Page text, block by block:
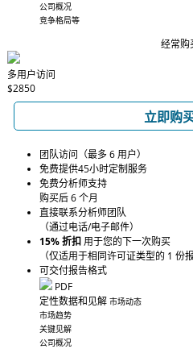
公司概况
竞争格局等
经常购
多用户访问
$2850
立即购
团队访问（最多 6 用户）
免费提供45小时定制服务
免费分析师支持
购买后 6 个月
直接联系分析师团队
（通过电话/电子邮件）
15% 折扣用于您的下一次购买
（仅适用于相同许可证类型的 1 份报
可交付报告格式
PDF
定性数据和见解 市场动态
市场趋势
关键见解
公司概况